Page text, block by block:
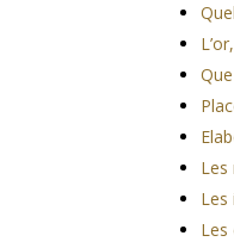
Les
Les
Les